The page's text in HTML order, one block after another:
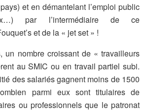
et en démantelant l’emploi public
par l’intermédiaire de ce
et de la « jet set » !
un nombre croissant de « travailleurs
au SMIC ou en travail partiel subi.
des salariés gagnent moins de 1500
parmi eux sont titulaires de
ou professionnels que le patronat